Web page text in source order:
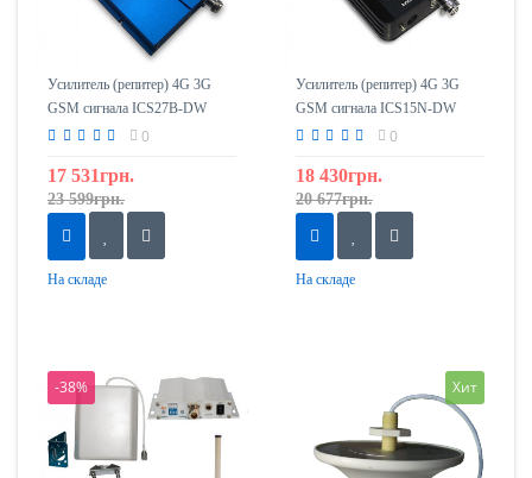
Усилитель (репитер) 4G 3G
GSM сигнала ICS27B-DW
1800/2100
0
17 531грн.
23 599грн.
На складе
Усилитель (репитер) 4G 3G
GSM сигнала ICS15N-DW
1800/2100
0
18 430грн.
20 677грн.
На складе
-38% Хит